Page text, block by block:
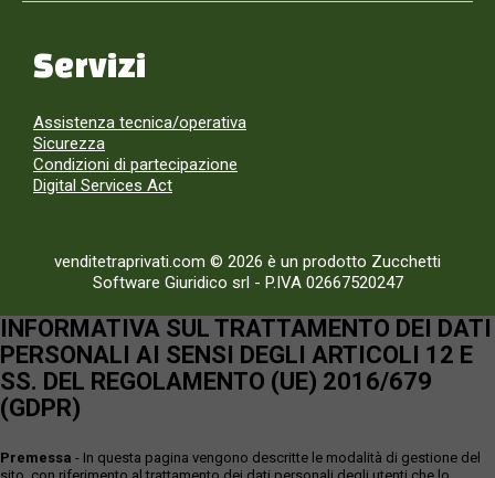
Servizi
Assistenza tecnica/operativa
Sicurezza
Condizioni di partecipazione
Digital Services Act
venditetraprivati.com © 2026 è un prodotto Zucchetti
Software Giuridico srl - P.IVA 02667520247
INFORMATIVA SUL TRATTAMENTO DEI DATI
PERSONALI AI SENSI DEGLI ARTICOLI 12 E
SS. DEL REGOLAMENTO (UE) 2016/679
(GDPR)
Premessa - In questa pagina vengono descritte le modalità di gestione del